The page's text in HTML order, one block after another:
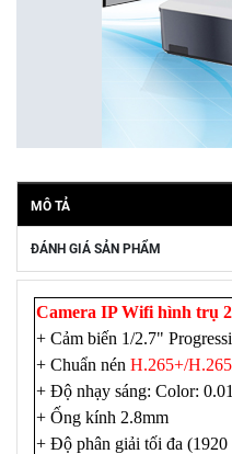
MÔ TẢ
ĐÁNH GIÁ SẢN PHẨM
Camera IP Wifi hình trụ
+ Cảm biến 1/2.7"
+ Chuẩn nén H.265+/
+ Độ nhạy sáng: Color:
+ Ống kính 2.8mm
+ Độ phân giải tối đa